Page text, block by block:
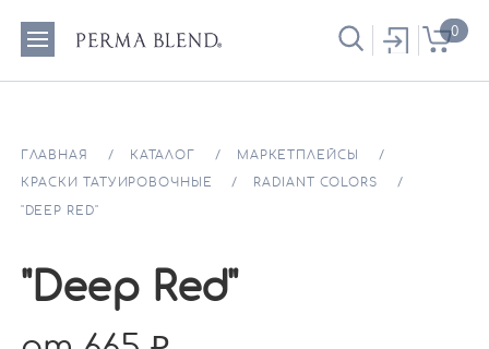
0
ГЛАВНАЯ КАТАЛОГ МАРКЕТПЛЕЙСЫ
КРАСКИ ТАТУИРОВОЧНЫЕ RADIANT COLORS
"DEEP RED"
"Deep Red"